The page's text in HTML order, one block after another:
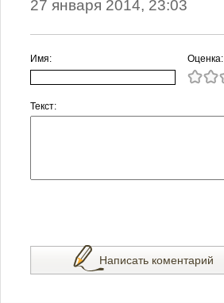
27 января 2014, 23:03
Имя: Оценка:
Текст:
Написать коментарий